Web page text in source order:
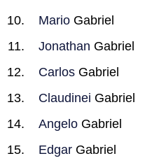
Mario Gabriel
Jonathan Gabriel
Carlos Gabriel
Claudinei Gabriel
Angelo Gabriel
Edgar Gabriel